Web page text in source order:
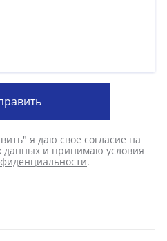
я даю свое согласие на
данных и принимаю условия
.